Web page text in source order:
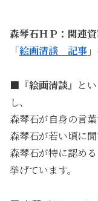
森琴石ＨＰ：関連
「絵画清談 記事
■『絵画清談』と
し、
森琴石が自身の言
森琴石が若い頃に
森琴石が特に認め
挙げています。